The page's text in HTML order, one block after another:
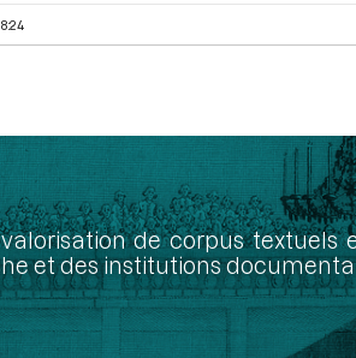
de corpus textuels
et des institutions